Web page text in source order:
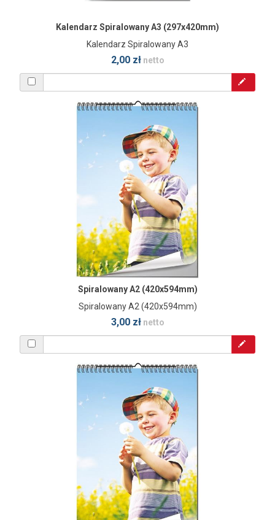
Kalendarz Spiralowany A3 (297x420mm)
Kalendarz Spiralowany A3
2,00 złnetto
Spiralowany A2 (420x594mm)
Spiralowany A2 (420x594mm)
3,00 złnetto